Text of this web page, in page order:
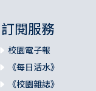
訂閱服務
校園電子報
《每日活水》
《校園雜誌》